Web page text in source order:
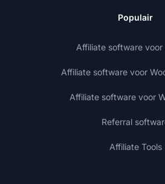
Populair
Affiliate software voor
Affiliate software voor
Affiliate software voor
Referral
Affiliate Tools